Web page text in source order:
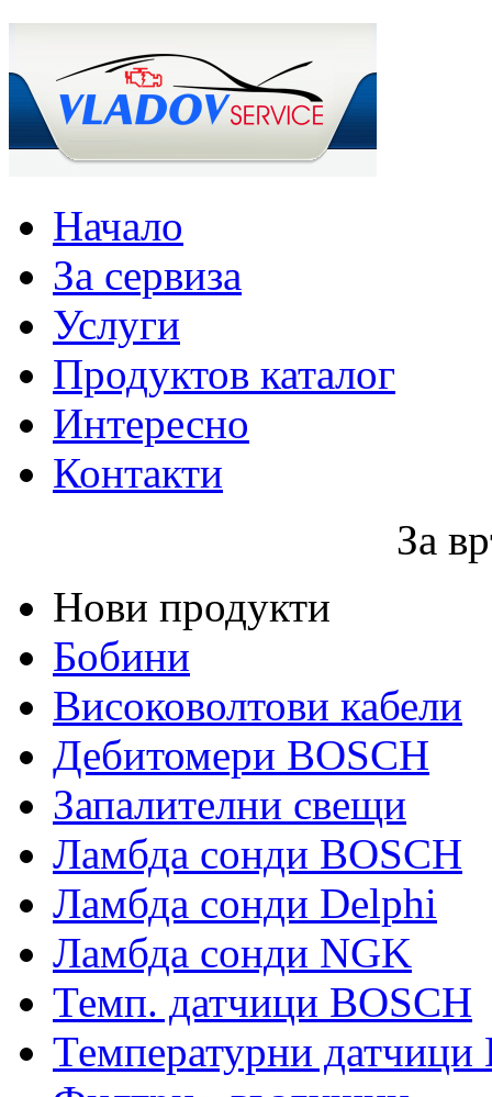
Начало
За сервиза
Услуги
Продуктов каталог
Интересно
Контакти
За
Нови продукти
Бобини
Високоволтови кабели
Дебитомери BOSCH
Запалителни свещи
Ламбда сонди BOSCH
Ламбда сонди Delphi
Ламбда сонди NGK
Темп. датчици BOSCH
Температурни датчици